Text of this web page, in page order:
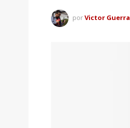
porVictor Guerra